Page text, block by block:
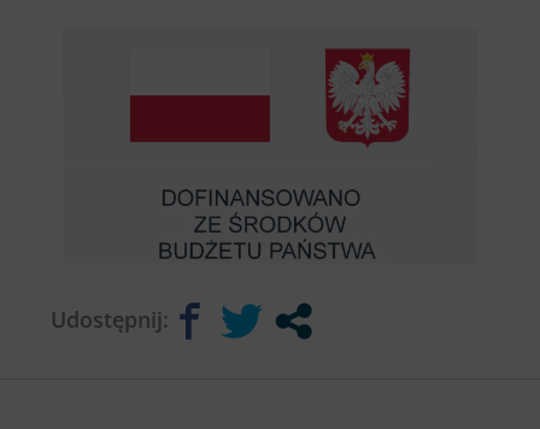
Udostępnij: